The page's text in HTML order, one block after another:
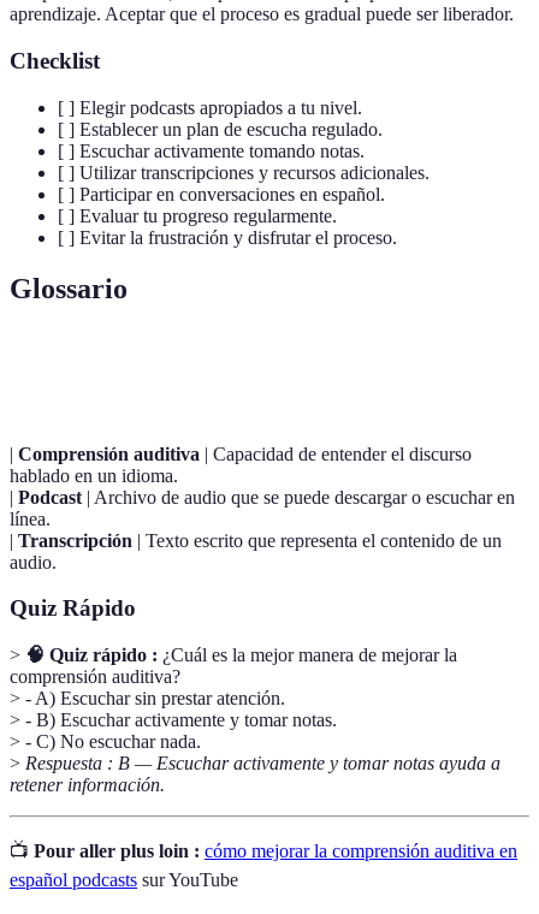
aprendizaje. Aceptar que el proceso es gradual puede ser liberador.
Checklist
[ ] Elegir podcasts apropiados a tu nivel.
[ ] Establecer un plan de escucha regulado.
[ ] Escuchar activamente tomando notas.
[ ] Utilizar transcripciones y recursos adicionales.
[ ] Participar en conversaciones en español.
[ ] Evaluar tu progreso regularmente.
[ ] Evitar la frustración y disfrutar el proceso.
Glossario
| Comprensión auditiva | Capacidad de entender el discurso
hablado en un idioma.
| Podcast | Archivo de audio que se puede descargar o escuchar en
línea.
| Transcripción | Texto escrito que representa el contenido de un
audio.
Quiz Rápido
> 🧠 Quiz rápido : ¿Cuál es la mejor manera de mejorar la
comprensión auditiva?
> - A) Escuchar sin prestar atención.
> - B) Escuchar activamente y tomar notas.
> - C) No escuchar nada.
> Respuesta : B — Escuchar activamente y tomar notas ayuda a
retener información.
📺 Pour aller plus loin : cómo mejorar la comprensión auditiva en
español podcasts sur YouTube